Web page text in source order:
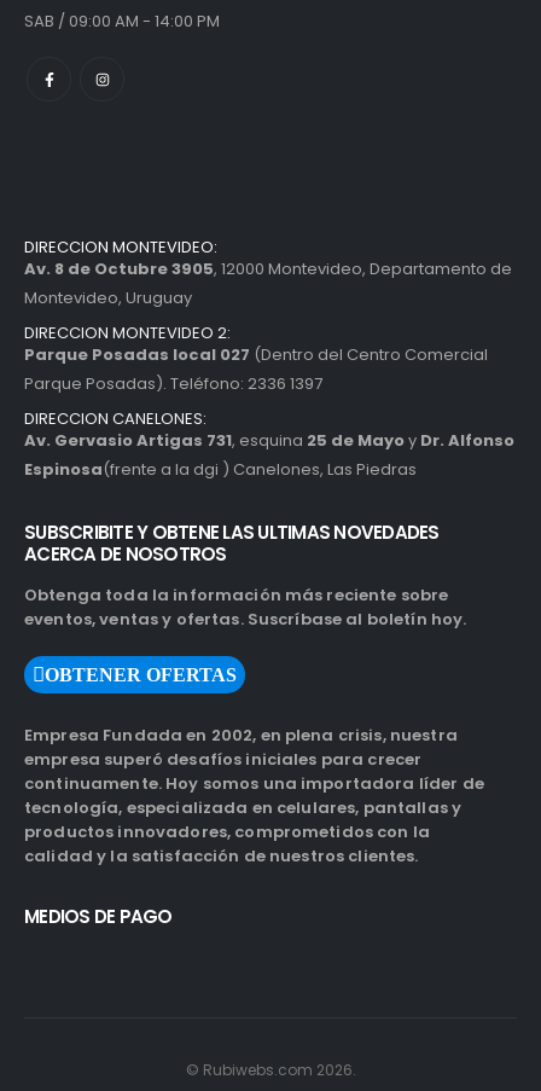
SAB / 09:00 AM - 14:00 PM
DIRECCION MONTEVIDEO:
Av. 8 de Octubre 3905, 12000 Montevideo, Departamento de
Montevideo, Uruguay
DIRECCION MONTEVIDEO 2:
Parque Posadas local 027 (Dentro del Centro Comercial
Parque Posadas). Teléfono: 2336 1397
DIRECCION CANELONES:
Av. Gervasio Artigas 731, esquina 25 de Mayoy Dr. Alfonso
Espinosa(frente a la dgi ) Canelones, Las Piedras
SUBSCRIBITE Y OBTENE LAS ULTIMAS NOVEDADES
ACERCA DE NOSOTROS
Obtenga toda la información más reciente sobre
eventos, ventas y ofertas. Suscríbase al boletín hoy.
OBTENER OFERTAS
Empresa Fundada en 2002, en plena crisis, nuestra
empresa superó desafíos iniciales para crecer
continuamente. Hoy somos una importadora líder de
tecnología, especializada en celulares, pantallas y
productos innovadores, comprometidos con la
calidad y la satisfacción de nuestros clientes.
MEDIOS DE PAGO
© Rubiwebs.com 2026.